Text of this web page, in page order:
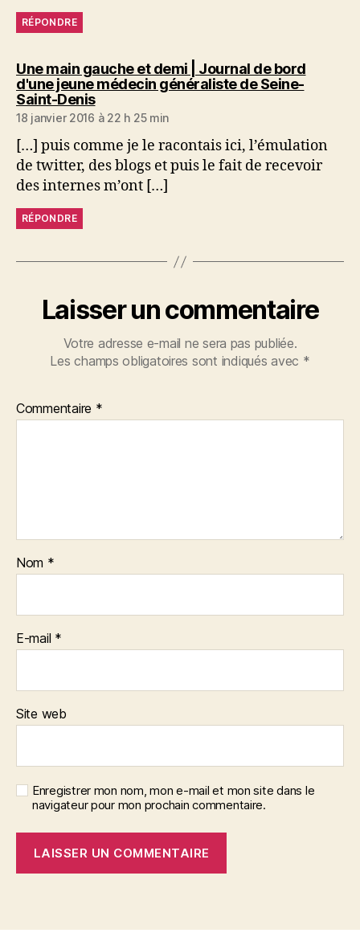
RÉPONDRE
Une main gauche et demi | Journal de bord
d'une jeune médecin généraliste de Seine-
Saint-Denisdit :
18 janvier 2016 à 22 h 25 min
[…] puis comme je le racontais ici, l’émulation
de twitter, des blogs et puis le fait de recevoir
des internes m’ont […]
RÉPONDRE
Laisser un commentaire
Votre adresse e-mail ne sera pas publiée.
Les champs obligatoires sont indiqués avec *
Commentaire *
Nom *
E-mail *
Site web
Enregistrer mon nom, mon e-mail et mon site dans le
navigateur pour mon prochain commentaire.